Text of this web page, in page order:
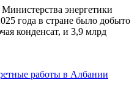
энергетики
года в стране было добыто
конденсат, и 3,9 млрд